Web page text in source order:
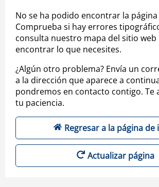
No se ha podido encontrar la
Comprueba si hay errores
consulta nuestro mapa del sitio web
encontrar lo que necesites.
¿Algún otro problema? Envía un
a la dirección que aparece a
pondremos en contacto contigo. Te
tu paciencia.
Regresar a la página de
Actualizar página